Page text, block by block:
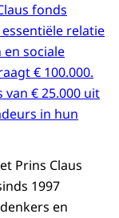
fonds
relatie
sociale
€ 100.000.
€ 25.000 uit
in hun
Prins Claus
1997
en